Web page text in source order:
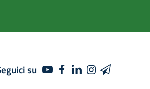
su YOUTUBEFACEBOOK
LINKEDIN
INSTAGRAM
TELEGRAM